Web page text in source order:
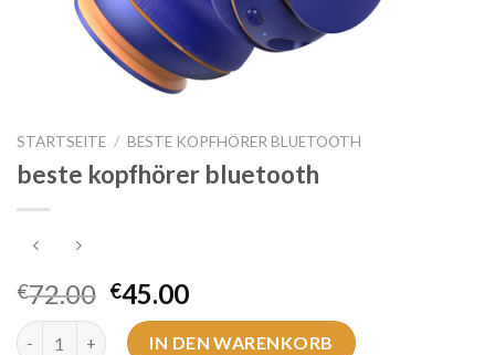
STARTSEITE / BESTE KOPFHÖRER BLUETOOTH
beste kopfhörer bluetooth
€72.00 €45.00
beste kopfhörer bluetooth Menge
IN DEN WARENKORB